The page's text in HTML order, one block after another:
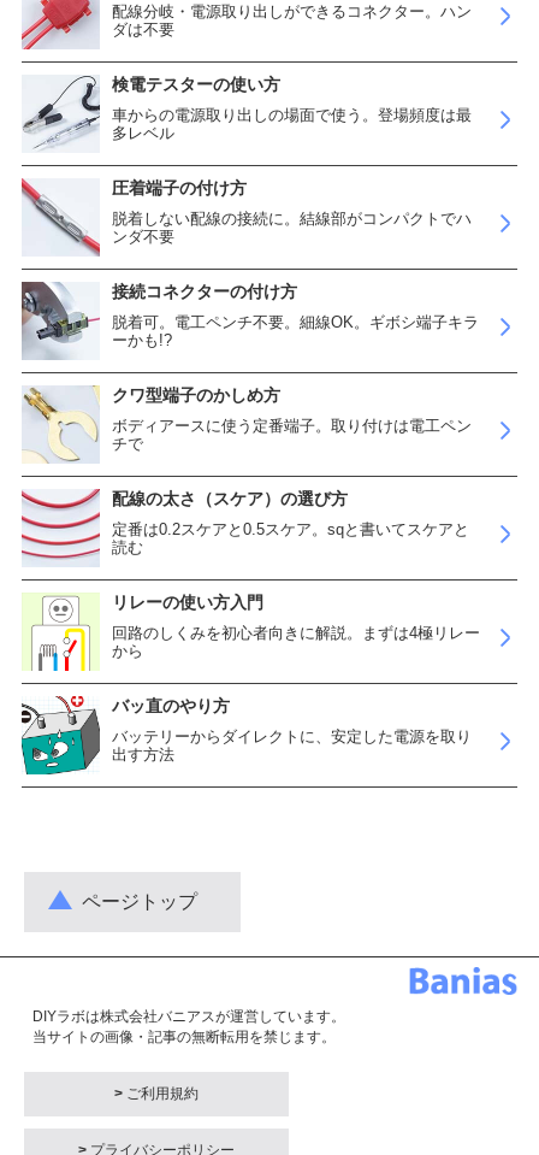
配線分岐・電源取り出しができるコネクター。ハン
ダは不要
検電テスターの使い方
車からの電源取り出しの場面で使う。登場頻度は最
多レベル
圧着端子の付け方
脱着しない配線の接続に。結線部がコンパクトでハ
ンダ不要
接続コネクターの付け方
脱着可。電工ペンチ不要。細線OK。ギボシ端子キラ
ーかも!?
クワ型端子のかしめ方
ボディアースに使う定番端子。取り付けは電工ペン
チで
配線の太さ（スケア）の選び方
定番は0.2スケアと0.5スケア。sqと書いてスケアと
読む
リレーの使い方入門
回路のしくみを初心者向きに解説。まずは4極リレー
から
バッ直のやり方
バッテリーからダイレクトに、安定した電源を取り
出す方法
ページトップ
DIYラボは株式会社バニアスが運営しています。
当サイトの画像・記事の無断転用を禁じます。
> ご利用規約
> プライバシーポリシー